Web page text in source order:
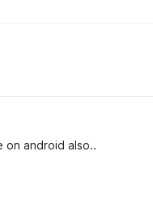
on android also..